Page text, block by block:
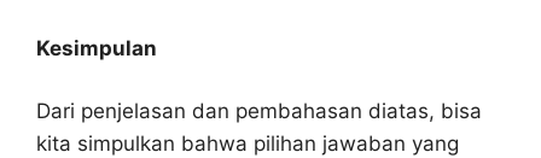
Kesimpulan
Dari penjelasan dan pembahasan diatas, bisa
kita simpulkan bahwa pilihan jawaban yang